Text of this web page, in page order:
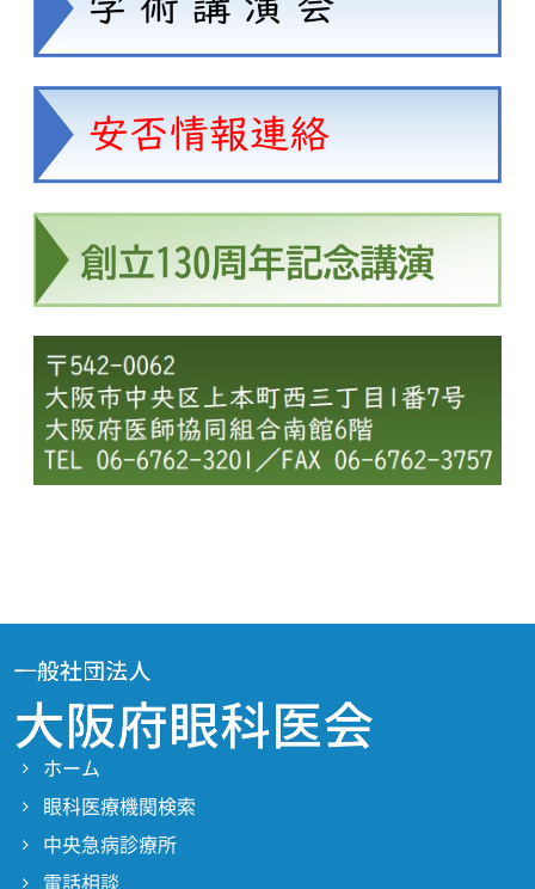
ホーム
眼科医療機関検索
中央急病診療所
電話相談